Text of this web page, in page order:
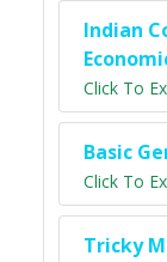
Indian
Click To
Basic
Click To
Tricky